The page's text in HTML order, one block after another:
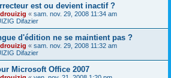
est ou devient inactif ?
drouizig « sam. nov. 29, 2008 11:34 am
Difazier
d'édition ne se maintient pas ?
drouizig « sam. nov. 29, 2008 11:32 am
Difazier
Microsoft Office 2007